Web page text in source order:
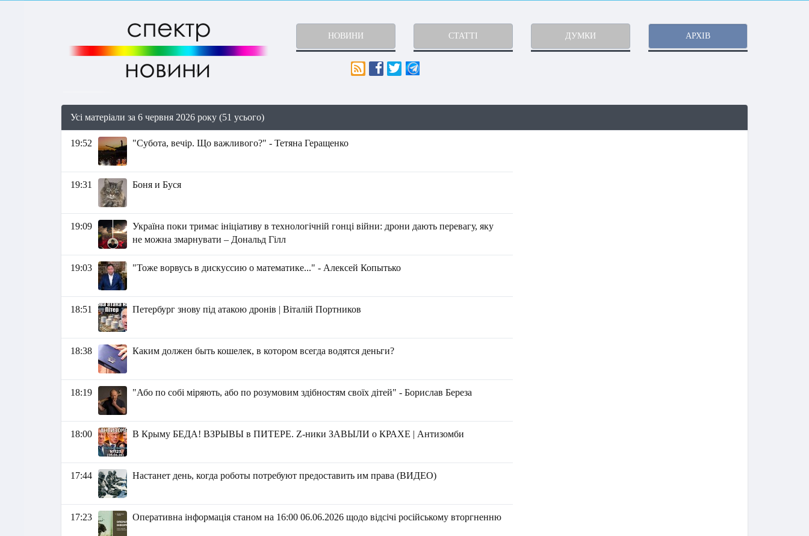
НОВИНИ СТАТТІ ДУМКИ АРХІВ
Усі матеріали за 6 червня 2026 року (51 усього)
19:52 "Субота, вечір. Що важливого?" - Тетяна Геращенко
19:31 Боня и Буся
19:09
Україна поки тримає ініціативу в технологічній гонці війни: дрони дають перевагу, яку
не можна змарнувати – Дональд Гілл
19:03 "Тоже ворвусь в дискуссию о математике..." - Алексей Копытько
18:51 Петербург знову під атакою дронів | Віталій Портников
18:38 Каким должен быть кошелек, в котором всегда водятся деньги?
18:19 "Або по собі міряють, або по розумовим здібностям своїх дітей" - Борислав Береза
18:00 В Крыму БЕДА! ВЗРЫВЫ в ПИТЕРЕ. Z-ники ЗАВЫЛИ о КРАХЕ | Антизомби
17:44 Настанет день, когда роботы потребуют предоставить им права (ВИДЕО)
17:23 Оперативна інформація станом на 16:00 06.06.2026 щодо відсічі російському вторгненню